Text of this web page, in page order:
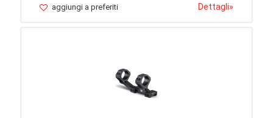
aggiungi a preferiti Dettagli»